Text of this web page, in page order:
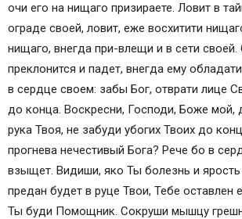
очи его на нищаго призираете. Ловит в
ограде своей, ловит, еже восхитити
нищаго, внегда при-влещи и в сети своей.
преклонится и падет, внегда ему
в сердце своем: забы Бог, отврати лице
до конца. Воскресни, Господи, Боже мой,
рука Твоя, не забуди убогих Твоих до
прогнева нечестивый Бога? Рече бо в
взыщет. Видиши, яко Ты болезнь и
предан будет в руце Твои, Тебе оставлен
Ты буди Помощник. Сокруши мышцу